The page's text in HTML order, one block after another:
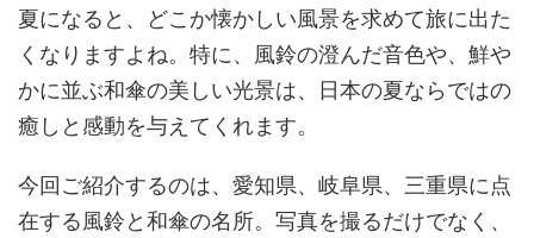
夏になると、どこか懐かしい風景を求めて旅に出た
くなりますよね。特に、風鈴の澄んだ音色や、鮮や
かに並ぶ和傘の美しい光景は、日本の夏ならではの
癒しと感動を与えてくれます。
今回ご紹介するのは、愛知県、岐阜県、三重県に点
在する風鈴と和傘の名所。写真を撮るだけでなく、